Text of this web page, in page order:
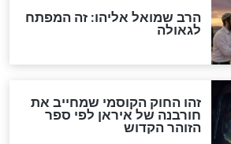
בימות המשיח?